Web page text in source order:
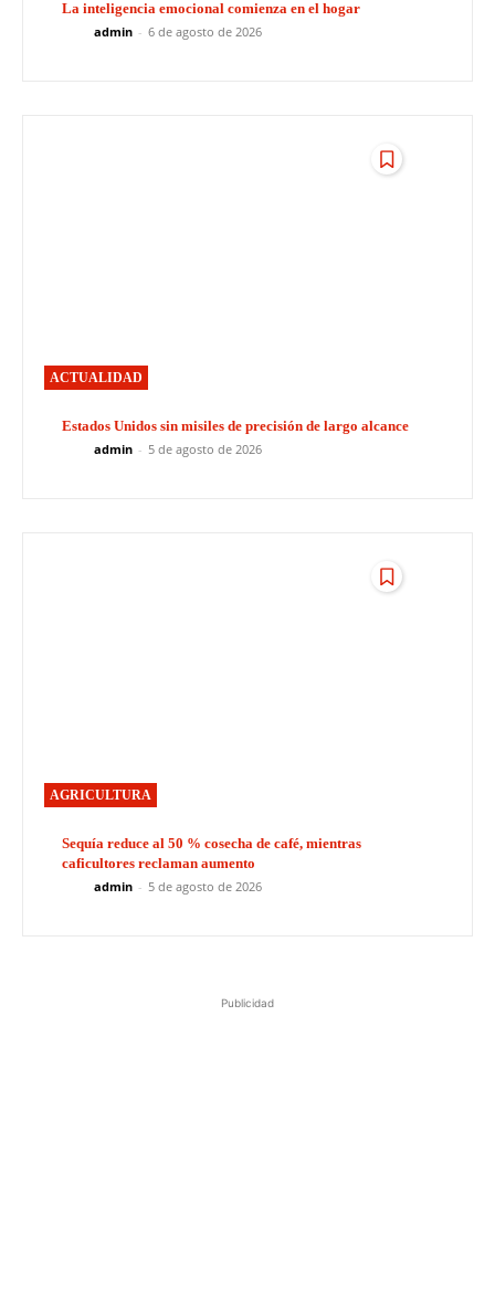
La inteligencia emocional comienza en el hogar
admin - 6 de agosto de 2026
ACTUALIDAD
Estados Unidos sin misiles de precisión de largo alcance
admin - 5 de agosto de 2026
AGRICULTURA
Sequía reduce al 50 % cosecha de café, mientras
caficultores reclaman aumento
admin - 5 de agosto de 2026
Publicidad